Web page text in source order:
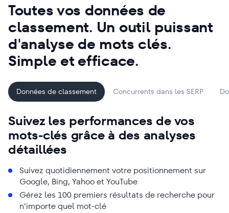
Toutes vos données de
classement. Un outil puissant
d'analyse de mots clés.
Simple et efficace.
Données de classement Concurrents dans les SERP
Suivez les performances de vos
mots-clés grâce à des analyses
détaillées
Suivez quotidiennement votre positionnement sur
Google, Bing, Yahoo et YouTube
Gérez les 100 premiers résultats de recherche pour
n'importe quel mot-clé